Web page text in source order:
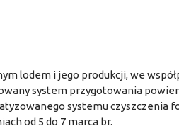
lodem i jego produkcji, we
system przygotowania
systemu czyszczenia
od 5 do 7 marca br.